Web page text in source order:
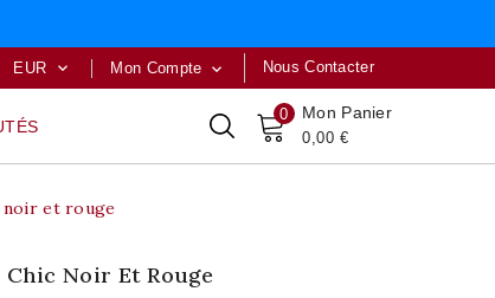
Nous Contacter
Mon Compte 
EUR 
0 Mon Panier
0,00 €
noir et rouge
Noir Et Rouge